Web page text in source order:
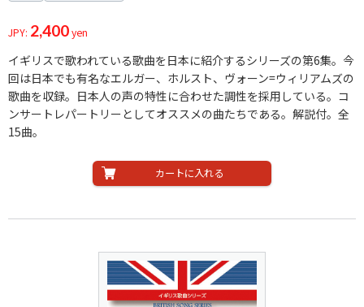
JPY: 2,400yen
イギリスで歌われている歌曲を日本に紹介するシリーズの第6集。今
回は日本でも有名なエルガー、ホルスト、ヴォーン=ウィリアムズの
歌曲を収録。日本人の声の特性に合わせた調性を採用している。コ
ンサートレパートリーとしてオススメの曲たちである。解説付。全
15曲。
カートに入れる